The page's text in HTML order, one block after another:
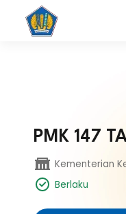
PMK 147
Kementerian
Berlaku